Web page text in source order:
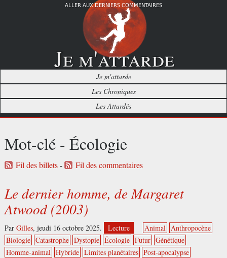
ALLER AUX DERNIERS COMMENTAIRES
Je m'attarde
Je m'attarde
Les Chroniques
Les Attardés
Mot-clé - Écologie
Fil des billets- Fil des commentaires
Le dernier homme, de Margaret
Atwood (2003)
Par Gilles, jeudi 16 octobre 2025. Lecture Animal Anthropocène
Biologie Catastrophe Dystopie Écologie Futur Génétique
Homme-animal Hybride Limites planétaires Post-apocalypse